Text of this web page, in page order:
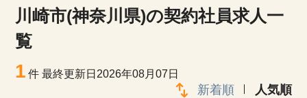
見学会・イベント情報
川崎市(神奈川県)の契約社員求人一
覧
1 件最終更新日2026年08月07日
新着順 人気順
甲信越・北陸 中国・四国
九州・沖縄